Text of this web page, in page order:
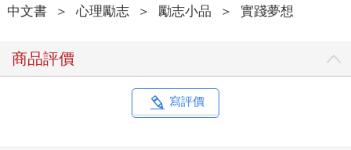
中文書 ＞ 心理勵志 ＞ 勵志小品 ＞ 實踐夢想
商品評價
寫評價